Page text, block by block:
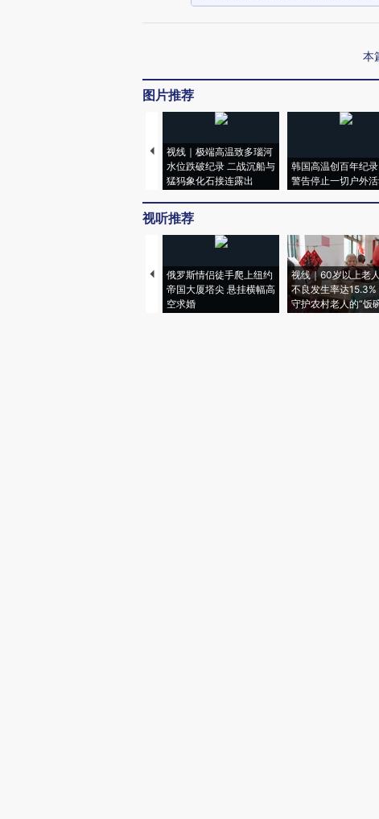
本
图片推荐
视线｜极端高温致多瑙河
水位跌破纪录 二战沉船与
猛犸象化石接连露出
韩国高温创百年纪
警告停止一切户外
视听推荐
俄罗斯情侣徒手爬上纽约
帝国大厦塔尖 悬挂横幅高
空求婚
视线｜60岁以上老
不良发生率达15.3%
守护农村老人的“饭